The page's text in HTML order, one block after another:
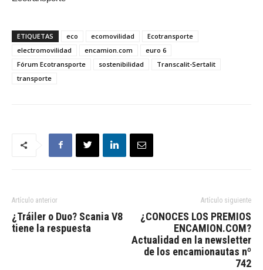
ETIQUETAS eco ecomovilidad
Ecotransporte
electromovilidad
encamion.com
euro 6
Fórum Ecotransporte
sostenibilidad
Transcalit-Sertalit
transporte
Artículo anterior
¿Tráiler o Duo? Scania V8
tiene la respuesta
Artículo siguiente
¿CONOCES LOS PREMIOS
ENCAMION.COM?
Actualidad en la newsletter
de los encamionautas nº
742